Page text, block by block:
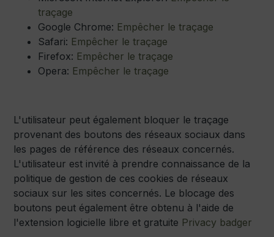
traçage
Google Chrome: Empêcher le traçage
Safari: Empêcher le traçage
Firefox: Empêcher le traçage
Opera: Empêcher le traçage
L'utilisateur peut également bloquer le traçage
provenant des boutons des réseaux sociaux dans
les pages de référence des réseaux concernés.
L'utilisateur est invité à prendre connaissance de la
politique de gestion de ces cookies de réseaux
sociaux sur les sites concernés. Le blocage des
boutons peut également être obtenu à l'aide de
l'extension logicielle libre et gratuite Privacy badger